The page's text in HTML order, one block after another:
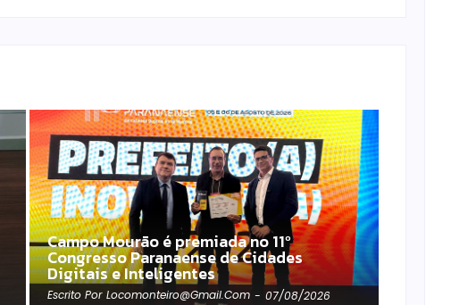
Campo Mourão é premiada no 11º
Congresso Paranaense de Cidades
Digitais e Inteligentes
Escrito Por Locomonteiro@gmail.com - 07/08/2026